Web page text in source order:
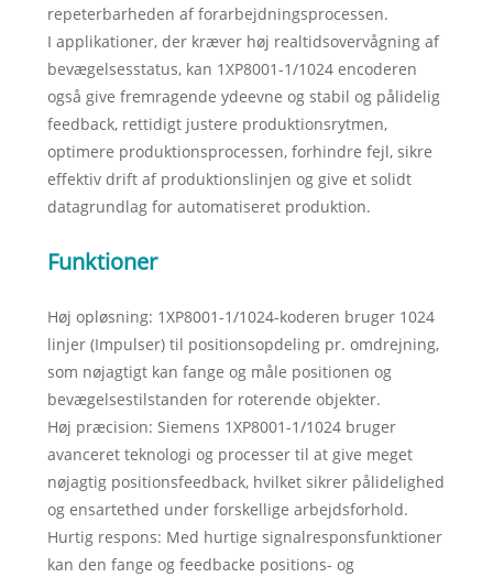
repeterbarheden af ​​forarbejdningsprocessen.
I applikationer, der kræver høj realtidsovervågning af
bevægelsesstatus, kan 1XP8001-1/1024 encoderen
også give fremragende ydeevne og stabil og pålidelig
feedback, rettidigt justere produktionsrytmen,
optimere produktionsprocessen, forhindre fejl, sikre
effektiv drift af produktionslinjen og give et solidt
datagrundlag for automatiseret produktion.
Funktioner
Høj opløsning: 1XP8001-1/1024-koderen bruger 1024
linjer (Impulser) til positionsopdeling pr. omdrejning,
som nøjagtigt kan fange og måle positionen og
bevægelsestilstanden for roterende objekter.
‌Høj præcision: Siemens 1XP8001-1/1024 bruger
avanceret teknologi og processer til at give meget
nøjagtig positionsfeedback, hvilket sikrer pålidelighed
og ensartethed under forskellige arbejdsforhold.
Hurtig respons: Med hurtige signalresponsfunktioner
kan den fange og feedbacke positions- og